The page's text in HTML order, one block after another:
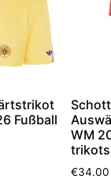
Fußball
WM
€34.00